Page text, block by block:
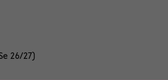
26/27)